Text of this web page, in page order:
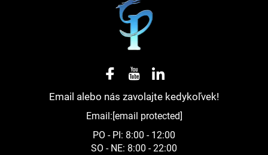
Email alebo nás zavolajte kedykoľvek!
Email: [email protected]
PO - PI: 8:00 - 12:00
SO - NE: 8:00 - 22:00